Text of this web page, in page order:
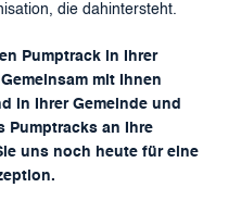
die dahintersteht.
Pumptrack in Ihrer
mit Ihnen
in Ihrer Gemeinde und
Pumptracks an Ihre
uns noch heute für eine